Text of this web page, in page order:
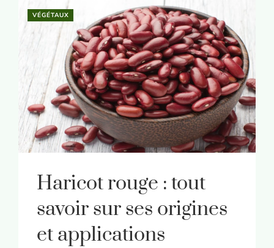
VÉGÉTAUX
Haricot rouge : tout
savoir sur ses origines
et applications